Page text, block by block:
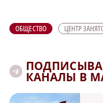
ОБЩЕСТВО ЦЕНТР
КАНАЛЫ В